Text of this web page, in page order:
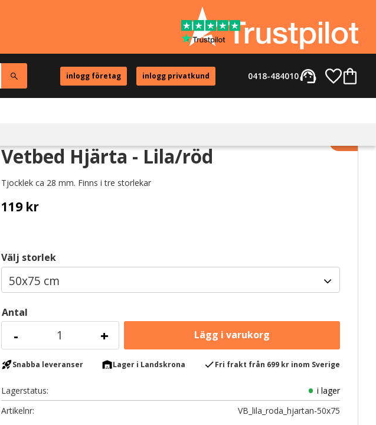
inlogg företag inlogg privatkund support_agent
0418-484010
Vetbed Hjärta - Lila/röd
Tjocklek ca 28 mm. Finns i tre storlekar
119kr
Välj storlek
Antal
+
-
Lägg
rocket_launchSnabba leveranser warehouseLager i Landskrona checkFri frakt från 699 kr inom Sverige
Lagerstatus
i lager
Artikelnr
VB_lila_roda_hjartan-50x75